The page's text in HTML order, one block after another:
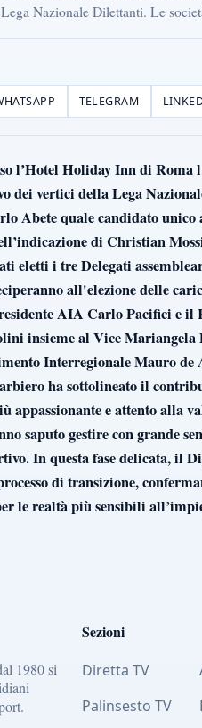
Nazionale Dilettanti. Le
TELEGRAM
l’Hotel Holiday Inn di
dei vertici della Lega
Abete quale candidato
di Christian
eletti i tre Delegati
all'elezione delle
AIA Carlo Pacifici e il
insieme al Vice
Interregionale Mauro
ha sottolineato il
appassionante e attento alla
saputo gestire con grande
In questa fase delicata, il
di transizione,
le realtà più sensibili
1980 si
Sezioni
Diretta TV
Palinsesto TV